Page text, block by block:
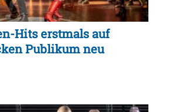
Hits erstmals auf
Publikum neu